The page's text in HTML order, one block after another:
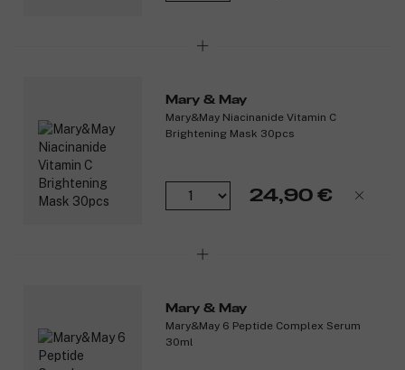
Mary & May
Mary&May Niacinanide Vitamin C
Brightening Mask 30pcs
24,90 €
Mary & May
Mary&May 6 Peptide Complex Serum
30ml